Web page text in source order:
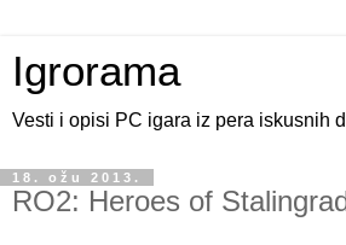
Igrorama
Vesti i opisi PC igara iz pera iskusnih
18. ožu 2013.
RO2: Heroes of